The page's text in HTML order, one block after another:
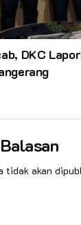
DKC
tidak akan